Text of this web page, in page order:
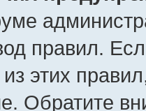
правил.
этих
Обратите